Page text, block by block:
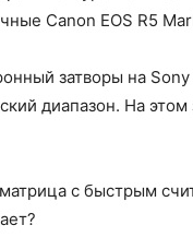
Canon EOS R5
затворы на
диапазон. На
с быстрым